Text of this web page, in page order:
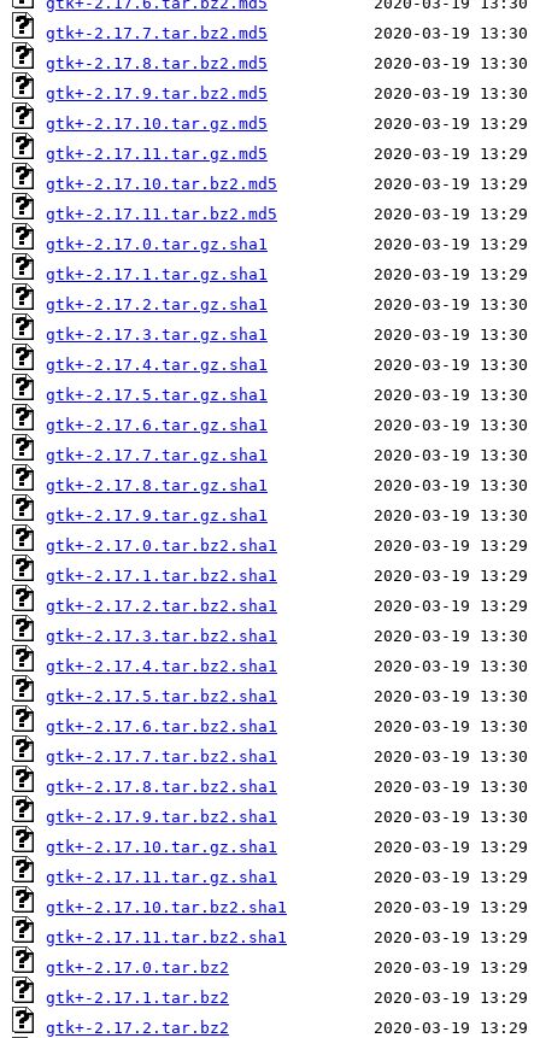
gtk+-2.17.7.tar.bz2.md5
gtk+-2.17.8.tar.bz2.md5
gtk+-2.17.9.tar.bz2.md5
gtk+-2.17.10.tar.gz.md5
gtk+-2.17.11.tar.gz.md5
gtk+-2.17.10.tar.bz2.md5
gtk+-2.17.11.tar.bz2.md5
gtk+-2.17.0.tar.gz.sha1
gtk+-2.17.1.tar.gz.sha1
gtk+-2.17.2.tar.gz.sha1
gtk+-2.17.3.tar.gz.sha1
gtk+-2.17.4.tar.gz.sha1
gtk+-2.17.5.tar.gz.sha1
gtk+-2.17.6.tar.gz.sha1
gtk+-2.17.7.tar.gz.sha1
gtk+-2.17.8.tar.gz.sha1
gtk+-2.17.9.tar.gz.sha1
gtk+-2.17.0.tar.bz2.sha1
gtk+-2.17.1.tar.bz2.sha1
gtk+-2.17.2.tar.bz2.sha1
gtk+-2.17.3.tar.bz2.sha1
gtk+-2.17.4.tar.bz2.sha1
gtk+-2.17.5.tar.bz2.sha1
gtk+-2.17.6.tar.bz2.sha1
gtk+-2.17.7.tar.bz2.sha1
gtk+-2.17.8.tar.bz2.sha1
gtk+-2.17.9.tar.bz2.sha1
gtk+-2.17.10.tar.gz.sha1
gtk+-2.17.11.tar.gz.sha1
gtk+-2.17.10.tar.bz2.sha1
gtk+-2.17.11.tar.bz2.sha1
gtk+-2.17.0.tar.bz2
gtk+-2.17.1.tar.bz2
gtk+-2.17.2.tar.bz2